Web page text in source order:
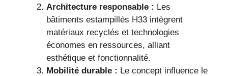
Architecture responsable : Les
bâtiments estampillés H33 intègrent
matériaux recyclés et technologies
économes en ressources, alliant
esthétique et fonctionnalité.
Mobilité durable : Le concept influence le